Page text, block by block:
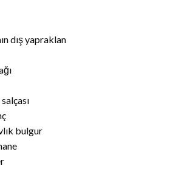
dış yapraklan
bulgur